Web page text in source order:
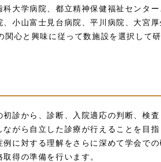
大学病院、都立精神保健福祉センター
小山富士見台病院、平川病院、大宮
心と興味に従って数施設を選択して
診から、診断、入院適応の判断、検査
がら自立した診療が行えることを目指
に対する理解をさらに深めて学会での
得の準備を行います。